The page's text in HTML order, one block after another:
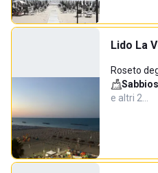
Lido La
Roseto
e altri 2…